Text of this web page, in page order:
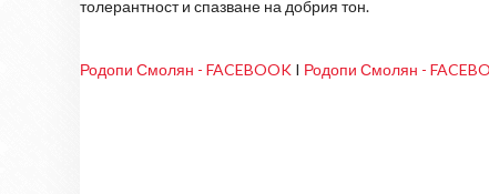
толерантност и спазване на добрия тон.
Родопи Смолян - FACEBOOK I Родопи Смолян -